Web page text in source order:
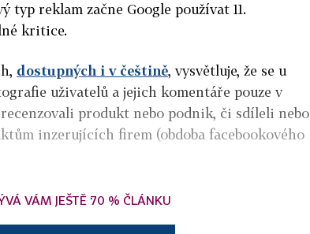
typ reklam začne Google používat 11.
kritice.
dostupných i v češtině, vysvětluje, že se u
uživatelů a jejich komentáře pouze v
produkt nebo podnik, či sdíleli nebo
inzerujících firem (obdoba facebookového
VÁM JEŠTĚ 70 % ČLÁNKU